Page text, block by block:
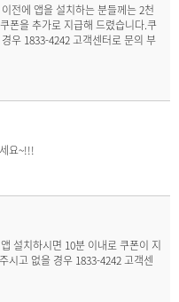
전에 앱을 설치하는 분들께는 2천
폰을 추가로 지급해 드렸습니다.쿠
우 1833-4242 고객센터로 문의 부
요~!!!
설치하시면 10분 이내로 쿠폰이 지
시고 없을 경우 1833-4242 고객센